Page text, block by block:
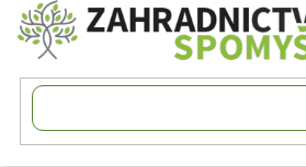
Přejít
na
obsah